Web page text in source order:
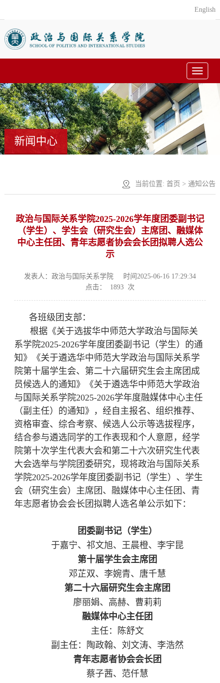
English
Toggle
新闻中心
当前位置:首页 >通知公告
政治与国际关系学院2025-2026学年度团委副书记
（学生）、学生会（研究生会）主席团、融媒体
中心主任团、青年志愿者协会会长团拟聘人选公
示
发表人：政治与国际关系学院
时间2025-06-16 17:29:34
点击：
1893 次
各班级团支部：
根据《关于选拔华中师范大学政治与国际关
系学院2025-2026学年度团委副书记（学生）的通
知》《关于遴选华中师范大学政治与国际关系学
院第十届学生会、第二十六届研究生会主席团成
员候选人的通知》《关于遴选华中师范大学政治
与国际关系学院2025-2026学年度融媒体中心主任
（副主任）的通知》，经自主报名、组织推荐、
资格审查、综合考察、候选人公示等选拔程序，
结合参与遴选同学的工作表现和个人意愿，经学
院第十次学生代表大会和第二十六次研究生代表
大会选举与学院团委研究， 现将政治与国际关系
学院2025-2026学年度团委副书记（学生）、学生
会（研究生会）主席团、融媒体中心主任团、青
年志愿者协会会长团拟聘人选名单公示如下：
团委副书记（学生）
于嘉宁、祁文旭、王晨橙、李宇昆
第十届学生会主席团
邓芷双、李婉青、唐千慧
第二十六届研究生会主席团
廖丽娟、高赫、曹莉莉
融媒体中心主任团
主任：陈舒文
副主任：陶政翰、刘文涛、李浩然
青年志愿者协会会长团
蔡子茜、范仟慧